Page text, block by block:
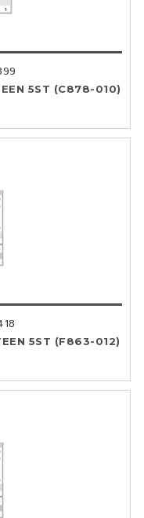
5ST (C878-010)
5ST (F863-012)